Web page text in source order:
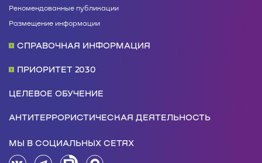
Рекомендованные публикации
Размещение информации
СПРАВОЧНАЯ ИНФОРМАЦИЯ
ПРИОРИТЕТ 2030
ЦЕЛЕВОЕ ОБУЧЕНИЕ
АНТИТЕРРОРИСТИЧЕСКАЯ ДЕЯТЕЛЬНОСТЬ
МЫ В СОЦИАЛЬНЫХ СЕТЯХ